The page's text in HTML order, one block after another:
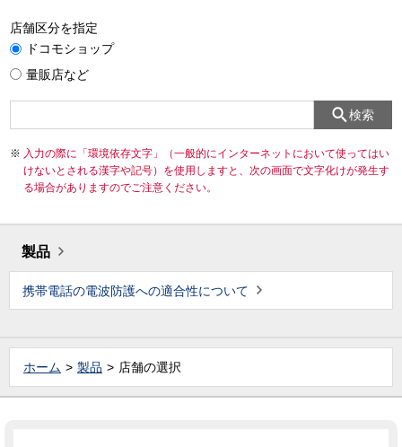
店舗区分を指定
ドコモショップ
量販店など
検索
入力の際に「環境依存文字」（一般的にインターネットにおいて使ってはい
けないとされる漢字や記号）を使用しますと、次の画面で文字化けが発生す
る場合がありますのでご注意ください。
製品
携帯電話の電波防護への適合性について
ホーム 製品 店舗の選択